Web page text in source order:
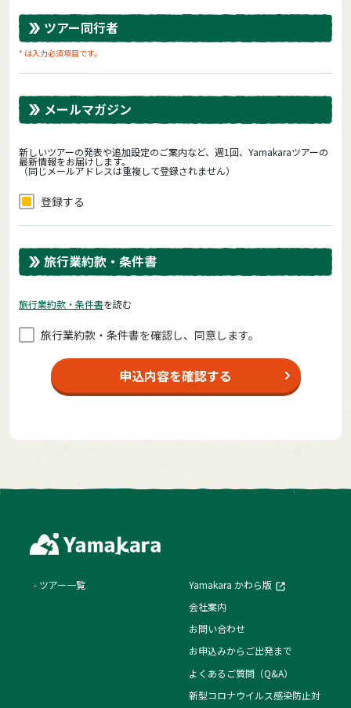
ツアー同行者
* は入力必須項目です。
メールマガジン
新しいツアーの発表や追加設定のご案内など、週1回、Yamakaraツアーの
最新情報をお届けします。
（同じメールアドレスは重複して登録されません）
登録する
旅行業約款・条件書
旅⾏業約款・条件書を読む
旅⾏業約款・条件書を確認し、同意します。
申込内容を確認する
ツアー一覧
Yamakara かわら版
会社案内
お問い合わせ
お申込みからご出発まで
よくあるご質問（Q&A）
新型コロナウイルス感染防止対